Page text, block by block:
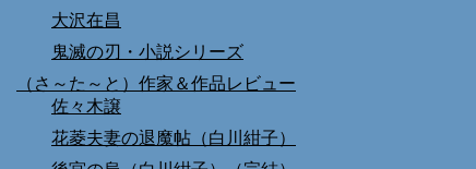
大沢在昌
鬼滅の刃・小説シリーズ
（さ～た～と）作家＆作品レビュー
佐々木譲
花菱夫妻の退魔帖（白川紺子）